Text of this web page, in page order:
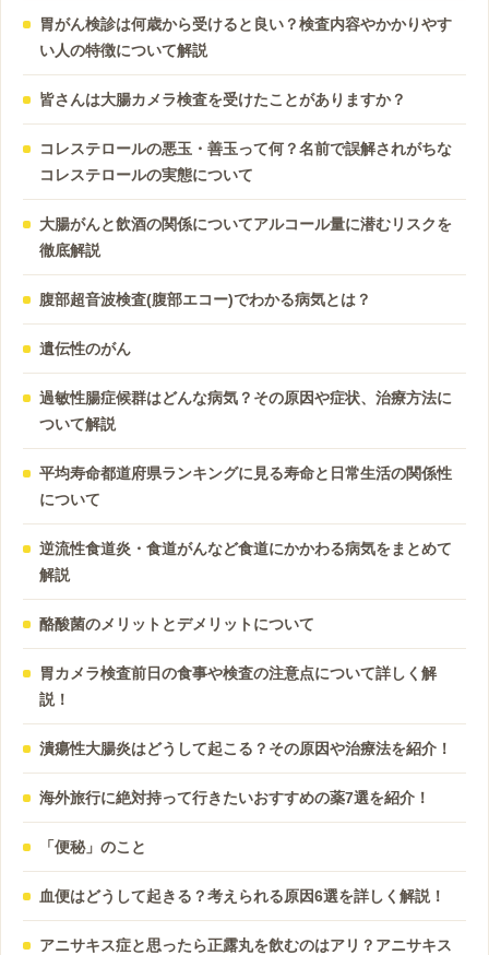
胃がん検診は何歳から受けると良い？検査内容やかかりやす
い人の特徴について解説
皆さんは大腸カメラ検査を受けたことがありますか？
コレステロールの悪玉・善玉って何？名前で誤解されがちな
コレステロールの実態について
大腸がんと飲酒の関係についてアルコール量に潜むリスクを
徹底解説
腹部超音波検査(腹部エコー)でわかる病気とは？
遺伝性のがん
過敏性腸症候群はどんな病気？その原因や症状、治療方法に
ついて解説
平均寿命都道府県ランキングに見る寿命と日常生活の関係性
について
逆流性食道炎・食道がんなど食道にかかわる病気をまとめて
解説
酪酸菌のメリットとデメリットについて
胃カメラ検査前日の食事や検査の注意点について詳しく解
説！
潰瘍性大腸炎はどうして起こる？その原因や治療法を紹介！
海外旅行に絶対持って行きたいおすすめの薬7選を紹介！
「便秘」のこと
血便はどうして起きる？考えられる原因6選を詳しく解説！
アニサキス症と思ったら正露丸を飲むのはアリ？アニサキス